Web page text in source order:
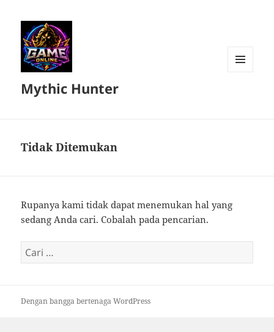
Mythic Hunter
Tidak Ditemukan
Rupanya kami tidak dapat menemukan hal yang
sedang Anda cari. Cobalah pada pencarian.
Cari
untuk:
Dengan bangga bertenaga WordPress